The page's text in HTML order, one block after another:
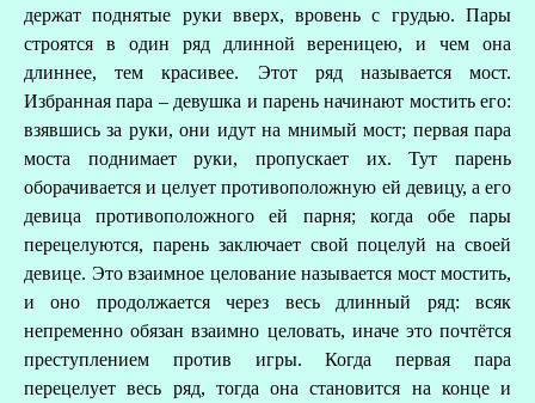
держат поднятые руки вверх, вровень с грудью. Пары
строятся в один ряд длинной вереницею, и чем она
длиннее, тем красивее. Этот ряд называется мост.
Избранная пара – девушка и парень начинают мостить его:
взявшись за руки, они идут на мнимый мост; первая пара
моста поднимает руки, пропускает их. Тут парень
оборачивается и целует противоположную ей девицу, а его
девица противоположного ей парня; когда обе пары
перецелуются, парень заключает свой поцелуй на своей
девице. Это взаимное целование называется мост мостить,
и оно продолжается через весь длинный ряд: всяк
непременно обязан взаимно целовать, иначе это почтётся
преступлением против игры. Когда первая пара
перецелует весь ряд, тогда она становится на конце и